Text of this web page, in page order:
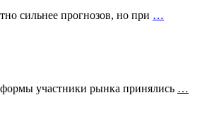
сильнее прогнозов, но при …
участники рынка принялись …